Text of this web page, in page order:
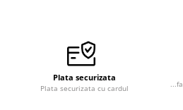
Plata securizata
Plata securizata cu cardul